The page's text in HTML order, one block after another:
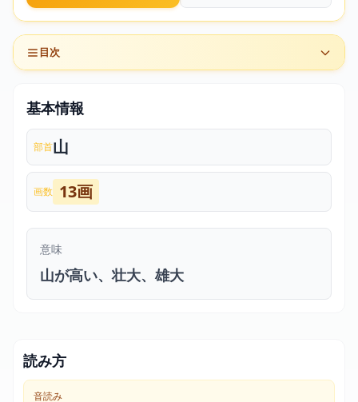
目次
基本情報
部首山
画数 13画
意味
山が高い、壮大、雄大
読み方
音読み